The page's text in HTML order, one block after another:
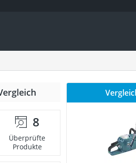
8
Überprüfte
Produkte